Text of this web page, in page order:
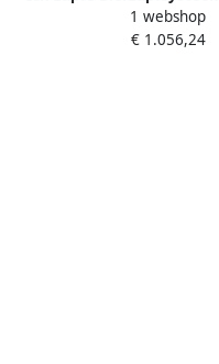
Compleetset 2-Lijns
voor D- en M-
1 webshop
€ 1.056,24